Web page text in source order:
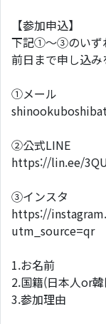
【参加申込】
下記①～③のいず
前日まで申し込み
①メール
②公式LINE
https://lin.ee/
③インスタ
https://
utm_source=qr
1.お名前
2.国籍(日本人or
3.参加理由